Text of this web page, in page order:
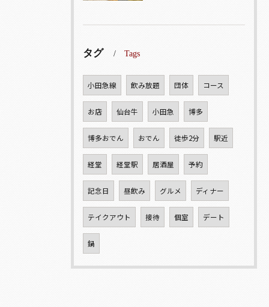
タグ Tags
小田急線 飲み放題 団体 コース
お店 仙台牛 小田急 博多
博多おでん おでん 徒歩2分 駅近
経堂 経堂駅 居酒屋 予約
記念日 昼飲み グルメ ディナー
テイクアウト 接待 個室 デート
鍋